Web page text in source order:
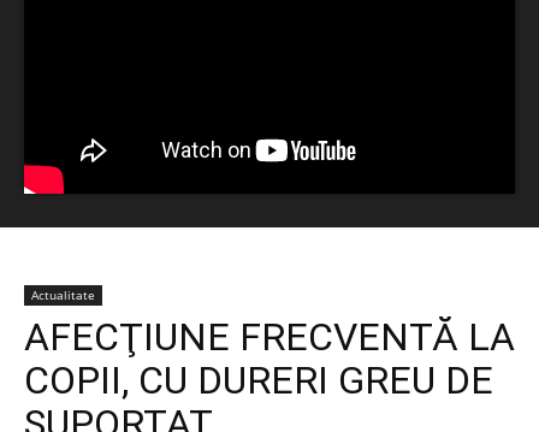
Actualitate
AFECŢIUNE FRECVENTĂ LA
COPII, CU DURERI GREU DE